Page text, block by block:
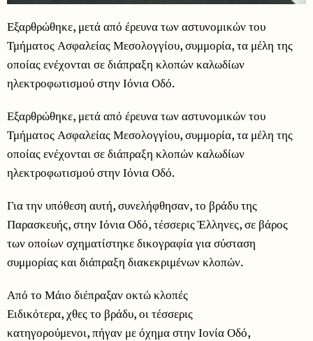
Εξαρθρώθηκε, μετά από έρευνα των αστυνομικών του
Τμήματος Ασφαλείας Μεσολογγίου, συμμορία, τα μέλη της
οποίας ενέχονται σε διάπραξη κλοπών καλωδίων
ηλεκτροφωτισμού στην Ιόνια Οδό.
Εξαρθρώθηκε, μετά από έρευνα των αστυνομικών του
Τμήματος Ασφαλείας Μεσολογγίου, συμμορία, τα μέλη της
οποίας ενέχονται σε διάπραξη κλοπών καλωδίων
ηλεκτροφωτισμού στην Ιόνια Οδό.
Για την υπόθεση αυτή, συνελήφθησαν, το βράδυ της
Παρασκευής, στην Ιόνια Οδό, τέσσερις Έλληνες, σε βάρος
των οποίων σχηματίστηκε δικογραφία για σύσταση
συμμορίας και διάπραξη διακεκριμένων κλοπών.
Από το Μάιο διέπραξαν οκτώ κλοπές
Ειδικότερα, χθες το βράδυ, οι τέσσερις
κατηγορούμενοι, πήγαν με όχημα στην Ιονία Οδό,